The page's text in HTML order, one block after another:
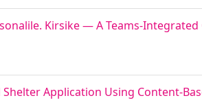
Kirsike — A Teams-Integrated
Application Using Content-